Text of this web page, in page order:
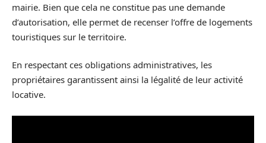
mairie. Bien que cela ne constitue pas une demande
d’autorisation, elle permet de recenser l’offre de logements
touristiques sur le territoire.
En respectant ces obligations administratives, les
propriétaires garantissent ainsi la légalité de leur activité
locative.